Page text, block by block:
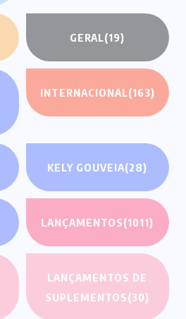
GERAL(19)
INTERNACIONAL(163)
KELY GOUVEIA(28)
LANÇAMENTOS(1011)
LANÇAMENTOS DE
SUPLEMENTOS(30)